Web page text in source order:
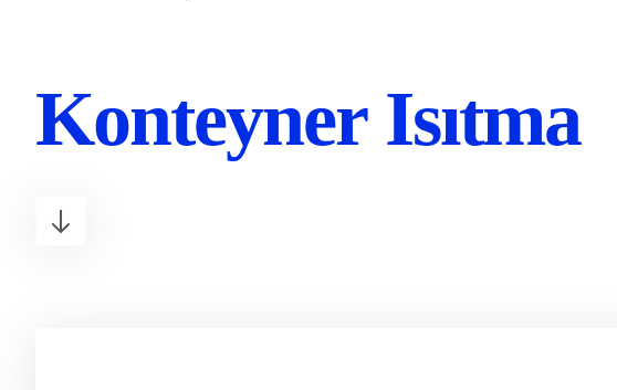
Konteyner Isıtma